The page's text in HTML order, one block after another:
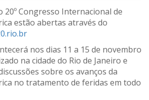
20º Congresso Internacional de
estão abertas através do
nos dias 11 a 15 de novembro
na cidade do Rio de Janeiro e
sobre os avanços da
no tratamento de feridas em todo